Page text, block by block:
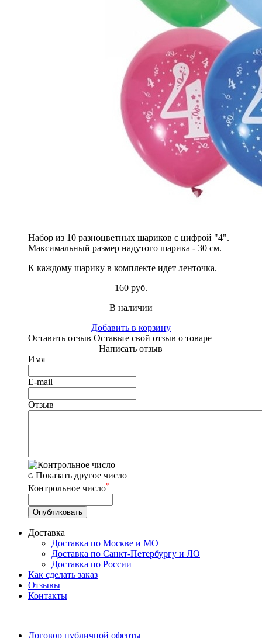
Набор из 10 разноцветных шариков с цифрой "4".
Максимальный размер надутого шарика - 30 см.
К каждому шарику в комплекте идет ленточка.
160 руб.
В наличии
Добавить в корзину
Оставить отзыв Оставьте свой отзыв о товаре
Написать отзыв
Имя
E-mail
Отзыв
Показать другое число
Контрольное число*
Доставка
Доставка по Москве и МО
Доставка по Санкт-Петербургу и ЛО
Доставка по России
Как сделать заказ
Отзывы
Контакты
Договор публичной оферты